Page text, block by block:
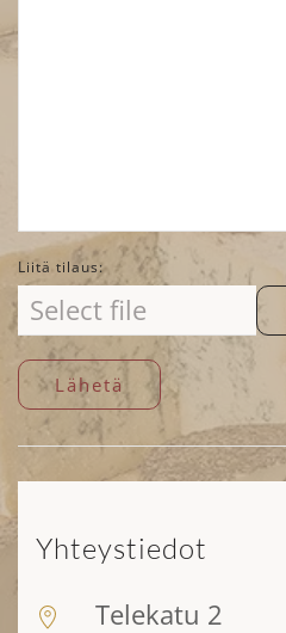
Liitä tilaus:
Lähetä
Yhteystiedot
Telekatu 2